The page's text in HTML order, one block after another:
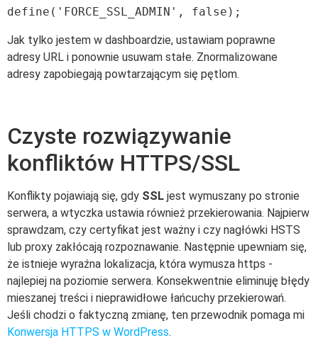
Jak tylko jestem w dashboardzie, ustawiam poprawne
adresy URL i ponownie usuwam stałe. Znormalizowane
adresy zapobiegają powtarzającym się pętlom.
Czyste rozwiązywanie
konfliktów HTTPS/SSL
Konflikty pojawiają się, gdy SSL jest wymuszany po stronie
serwera, a wtyczka ustawia również przekierowania. Najpierw
sprawdzam, czy certyfikat jest ważny i czy nagłówki HSTS
lub proxy zakłócają rozpoznawanie. Następnie upewniam się,
że istnieje wyraźna lokalizacja, która wymusza https -
najlepiej na poziomie serwera. Konsekwentnie eliminuję błędy
mieszanej treści i nieprawidłowe łańcuchy przekierowań.
Jeśli chodzi o faktyczną zmianę, ten przewodnik pomaga mi
Konwersja HTTPS w WordPress.